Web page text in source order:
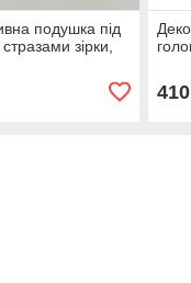
подушка під
стразами зірки,
410